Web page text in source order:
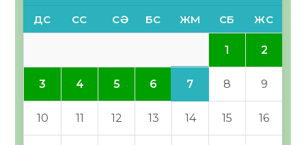
ДС СС СӘ БС ЖМ СБ ЖС
1 2
3 4 5 6 7 8 9
10 11 12 13 14 15 16